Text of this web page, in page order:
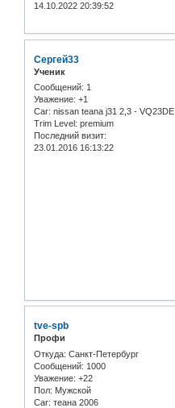
14.10.2022 20:39:52
Сергей33
Ученик
Сообщений: 1
Уважение: +1
Car: nissan teana j31 2,3 - VQ23DE
Trim Level: premium
Последний визит:
23.01.2016 16:13:22
tve-spb
Профи
Откуда: Санкт-Петербург
Сообщений: 1000
Уважение: +22
Пол: Мужской
Car: теана 2006